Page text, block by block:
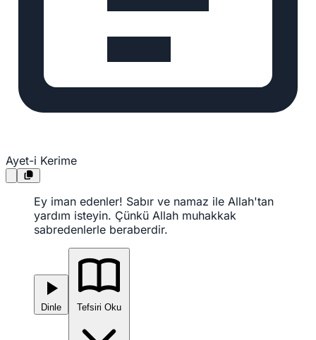
Ayet-i Kerime
Ey iman edenler! Sabır ve namaz ile Allah'tan
yardım isteyin. Çünkü Allah muhakkak
sabredenlerle beraberdir.
Dinle